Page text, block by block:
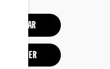
ESCOLHER